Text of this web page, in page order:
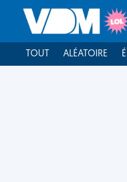
TOUT ALÉATOIRE